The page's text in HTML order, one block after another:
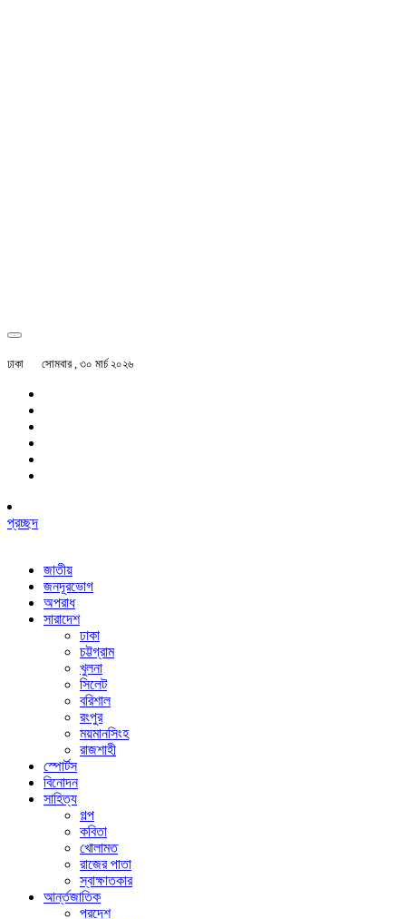
ঢাকা সোমবার , ৩০ মার্চ ২০২৬
প্রচ্ছদ
জাতীয়
জনদূরভোগ
অপরাধ
সারাদেশ
ঢাকা
চট্টগ্রাম
খুলনা
সিলেট
বরিশাল
রংপুর
ময়মানসিংহ
রাজশাহী
স্পোর্টস
বিনোদন
সাহিত্য
গল্প
কবিতা
খোলামত
রাজের পাতা
স্বাক্ষাতকার
আর্ন্তজাতিক
পরদেশ